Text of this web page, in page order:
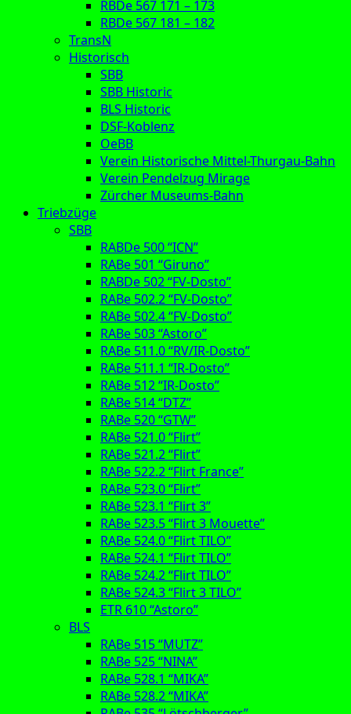
RBDe 567 171 – 173
RBDe 567 181 – 182
TransN
Historisch
SBB
SBB Historic
BLS Historic
DSF-Koblenz
OeBB
Verein Historische Mittel-Thurgau-Bahn
Verein Pendelzug Mirage
Zürcher Museums-Bahn
Triebzüge
SBB
RABDe 500 “ICN”
RABe 501 “Giruno”
RABDe 502 “FV-Dosto”
RABe 502.2 “FV-Dosto”
RABe 502.4 “FV-Dosto”
RABe 503 “Astoro”
RABe 511.0 “RV/IR-Dosto”
RABe 511.1 “IR-Dosto”
RABe 512 “IR-Dosto”
RABe 514 “DTZ”
RABe 520 “GTW”
RABe 521.0 “Flirt”
RABe 521.2 “Flirt”
RABe 522.2 “Flirt France”
RABe 523.0 “Flirt”
RABe 523.1 “Flirt 3”
RABe 523.5 “Flirt 3 Mouette”
RABe 524.0 “Flirt TILO”
RABe 524.1 “Flirt TILO”
RABe 524.2 “Flirt TILO”
RABe 524.3 “Flirt 3 TILO”
ETR 610 “Astoro”
BLS
RABe 515 “MUTZ”
RABe 525 “NINA”
RABe 528.1 “MIKA”
RABe 528.2 “MIKA”